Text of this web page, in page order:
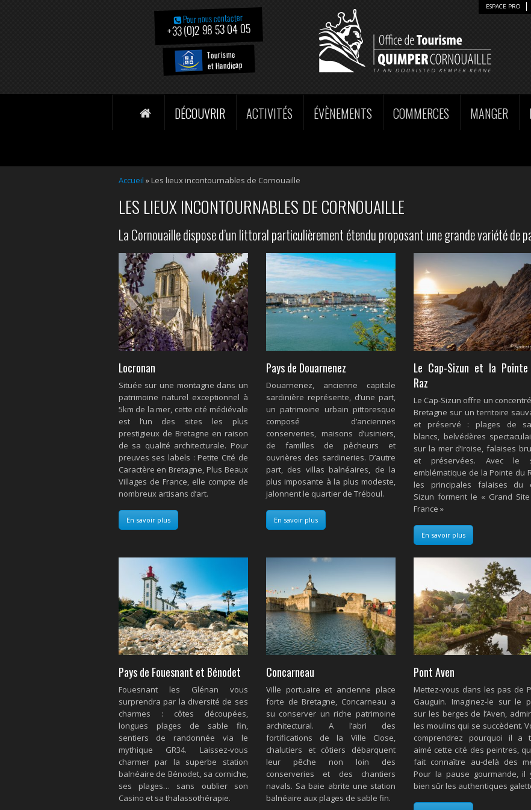
Pour nous contacter
+33 (0)2 98 53 04 05
Tourisme
et Handicap
ESPACE PRO
DÉCOUVRIR ACTIVITÉS ÉVÈNEMENTS COMMERCES MANGER
Accueil » Les lieux incontournables de Cornouaille
LES LIEUX INCONTOURNABLES DE CORNOUAILLE
La Cornouaille dispose d’un littoral particulièrement étendu proposant une grande variété de
Locronan
Située sur une montagne dans un
patrimoine naturel exceptionnel à
5km de la mer, cette cité médiévale
est l’un des sites les plus
prestigieux de Bretagne en raison
de sa qualité architecturale. Pour
preuves ses labels : Petite Cité de
Caractère en Bretagne, Plus Beaux
Villages de France, elle compte de
nombreux artisans d’art.
En savoir plus
Pays de Douarnenez
Douarnenez, ancienne capitale
sardinière représente, d’une part,
un patrimoine urbain pittoresque
composé d’anciennes
conserveries, maisons d’usiniers,
de familles de pêcheurs et
ouvrières des sardineries. D’autre
part, des villas balnéaires, de la
plus imposante à la plus modeste,
jalonnent le quartier de Tréboul.
En savoir plus
Le Cap-Sizun et la
Raz
Le Cap-Sizun offre un
Bretagne sur un territoire
et préservé : plages de
blancs, belvédères
sur la mer d’Iroise, falaises
et préservées. Avec le
emblématique de la Pointe du
les principales falaises du
Sizun forment le « Grand
France »
En savoir plus
Pays de Fouesnant et Bénodet
Fouesnant les Glénan vous
surprendra par la diversité de ses
charmes : côtes découpées,
longues plages de sable fin,
sentiers de randonnée via le
mythique GR34. Laissez-vous
charmer par la superbe station
balnéaire de Bénodet, sa corniche,
ses plages… sans oublier son
Casino et sa thalassothérapie.
Concarneau
Ville portuaire et ancienne place
forte de Bretagne, Concarneau a
su conserver un riche patrimoine
architectural. A l’abri des
fortifications de la Ville Close,
chalutiers et côtiers débarquent
leur pêche non loin des
conserveries et des chantiers
navals. Sa baie abrite une station
balnéaire aux plages de sable fin.
Pont Aven
Mettez-vous dans les pas de
Gauguin. Imaginez-le sur le
sur les berges de l’Aven,
les moulins qui se succèdent.
comprendrez pourquoi il a
aimé cette cité des peintres,
fait connaître au-delà des
Pour la pause gourmande, il
bien sûr les authentiques